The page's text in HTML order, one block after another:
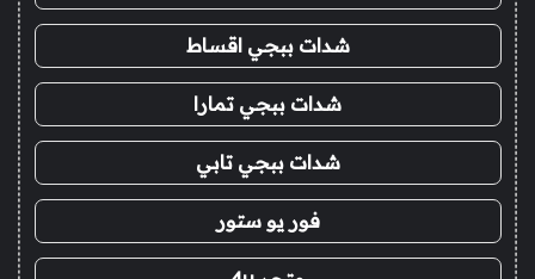
شدات ببجي اقساط
شدات ببجي تمارا
شدات ببجي تابي
فور يو ستور